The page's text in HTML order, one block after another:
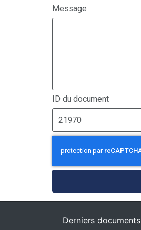
Message
ID du document
Derniers documents